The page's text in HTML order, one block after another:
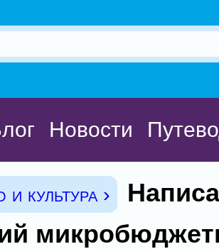
Новости
и культура ›